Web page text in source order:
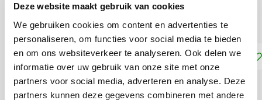
Deze website maakt gebruik van cookies
We gebruiken cookies om content en advertenties te
personaliseren, om functies voor social media te bieden
en om ons websiteverkeer te analyseren. Ook delen we
informatie over uw gebruik van onze site met onze
partners voor social media, adverteren en analyse. Deze
partners kunnen deze gegevens combineren met andere
Matte verf met keramiek effectLees meer
Toevoegen aan winkelwagen
DELEN: